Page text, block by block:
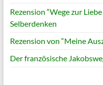
Rezension “Wege zur
Selberdenken
Rezension von “Meine
Der französische